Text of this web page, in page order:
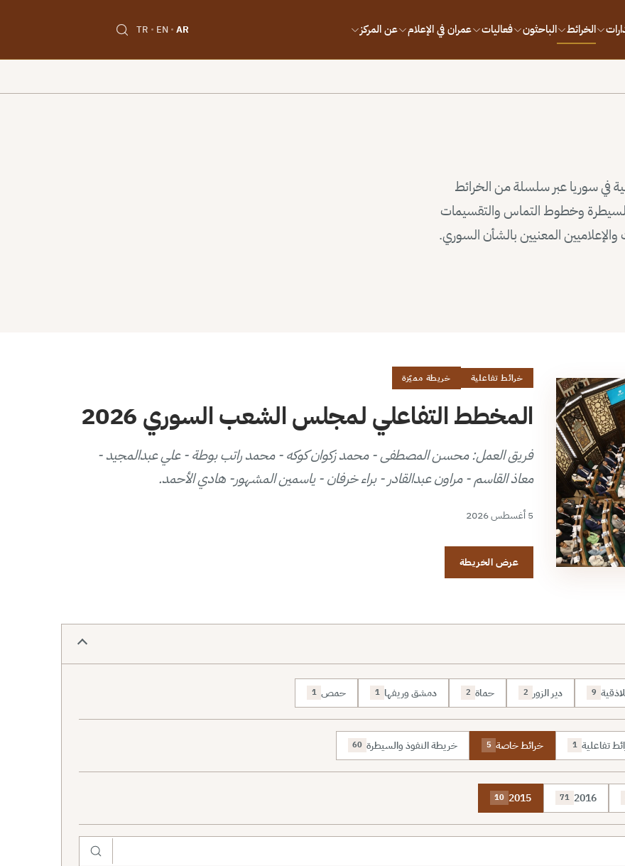
الخرائط الباحثون فعاليات عمران في الإعلام عن المركز AR
EN
TR
في سوريا عبر سلسلة من الخرائط
وخطوط التماس والتقسيمات
المعنيين بالشأن السوري.
خرائط تفاعلية خريطة مميّزة
المخطط التفاعلي لمجلس الشعب السوري 2026
فريق العمل: محسن المصطفى - محمد زكوان كوكه - محمد راتب بوطة - علي عبدالمجيد -
معاذ القاسم - مراون عبدالقادر - براء خرفان - ياسمين المشهور- هادي الأحمد.
5 أغسطس 2026
عرض الخريطة
9 دير الزور 2 حماة 2 دمشق وريفها 1 حمص 1
تفاعلية 1 خرائط خاصة 5 خريطة النفوذ والسيطرة 60
2016
71
2015
10